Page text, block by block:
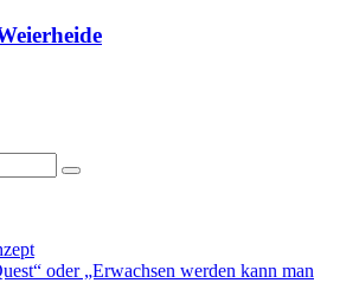
oder „Erwachsen werden kann man